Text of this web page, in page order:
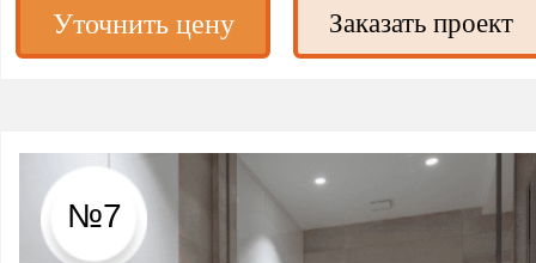
Уточнить цену Заказать проект
№7